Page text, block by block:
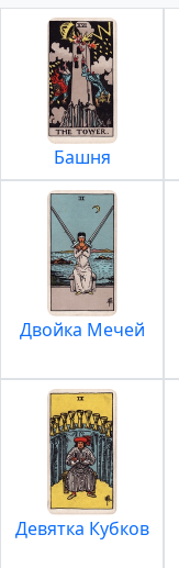
Башня
Двойка Мечей
Девятка Кубков